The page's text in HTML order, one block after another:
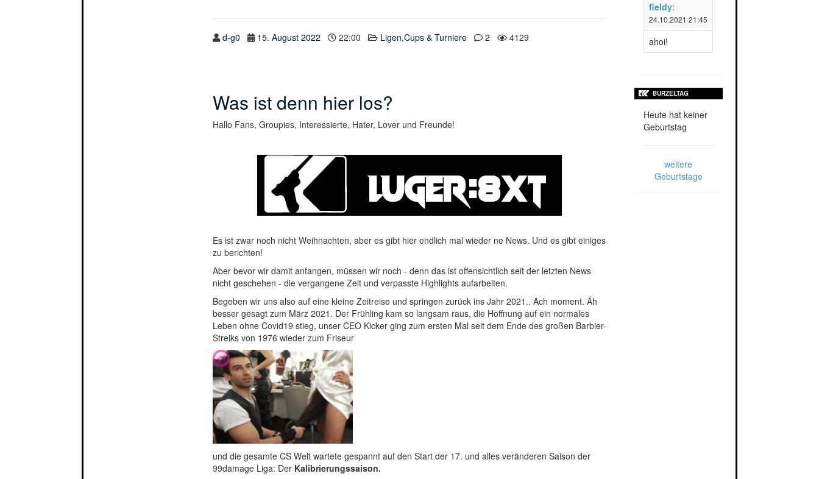
d-g0 15. August 2022 22:00 Ligen,Cups & Turniere 2 4129
Was ist denn hier los?
Hallo Fans, Groupies, Interessierte, Hater, Lover und Freunde!
Es ist zwar noch nicht Weihnachten, aber es gibt hier endlich mal wieder ne News. Und es gibt einiges
zu berichten!
Aber bevor wir damit anfangen, müssen wir noch - denn das ist offensichtlich seit der letzten News
nicht geschehen - die vergangene Zeit und verpasste Highlights aufarbeiten.
Begeben wir uns also auf eine kleine Zeitreise und springen zurück ins Jahr 2021.. Ach moment. Äh
besser gesagt zum März 2021. Der Frühling kam so langsam raus, die Hoffnung auf ein normales
Leben ohne Covid19 stieg, unser CEO Kicker ging zum ersten Mal seit dem Ende des großen Barbier-
Streiks von 1976 wieder zum Friseur
und die gesamte CS Welt wartete gespannt auf den Start der 17. und alles veränderen Saison der
99damage Liga: Der Kalibrierungssaison.
fieldy:
24.10.2021 21:45
ahoi!
BURZELTAG
Heute hat keiner
Geburtstag
weitere
Geburtstage